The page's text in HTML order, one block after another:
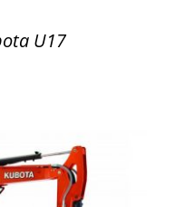
U17